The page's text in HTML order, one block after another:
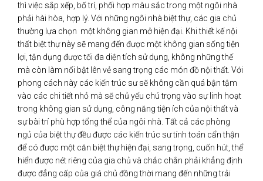
thì việc sắp xếp, bố trí, phối hợp màu sắc trong một ngôi nhà
phải hài hòa, hợp lý. Với những ngôi nhà biệt thự, các gia chủ
thường lựa chọn một không gian mở hiện đại. Khi thiết kế nội
thất biệt thự này sẽ mang đến được một không gian sống tiện
lợi, tận dụng được tối đa diện tích sử dụng, không những thế
mà còn làm nổi bật lên vẻ sang trọng các món đồ nội thất. Với
phong cách này các kiến trúc sư sẽ không cần quá bận tậm
vào các chi tiết nhỏ mà sẽ chủ yếu chú trọng vào sự linh hoạt
trong không gian sử dụng, công năng tiện ích của nội thất và
sự bài trí phù hợp tổng thể của ngôi nhà. Tất cả các phòng
ngủ của biệt thự đều được các kiến trúc sư tính toán cẩn thận
để có được một căn biệt thự hiện đại, sang trọng, cuốn hút, thể
hiển được nét riêng của gia chủ và chắc chắn phải khẳng định
được đẳng cấp của giá chủ đồng thời mang đến những trải